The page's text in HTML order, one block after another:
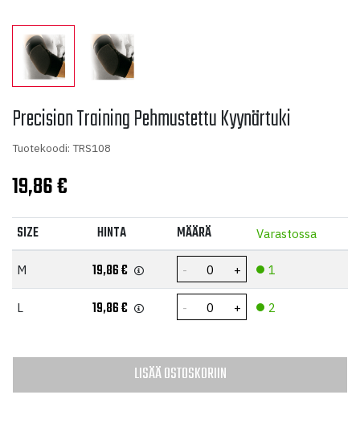
Precision Training Pehmustettu Kyynärtuki
Tuotekoodi: TRS108
19,86€
SIZE HINTA MÄÄRÄ Varastossa
M 19,86€ 1
L 19,86€ 2
LISÄÄ OSTOSKORIIN